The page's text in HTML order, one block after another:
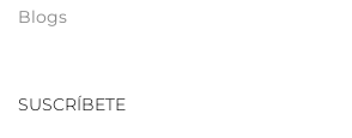
Blogs
SUSCRÍBETE